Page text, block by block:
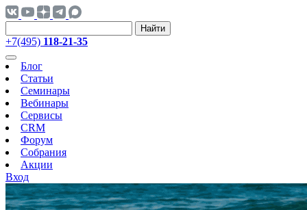
Найти
+7(495) 118-21-35
Блог
Статьи
Семинары
Вебинары
Сервисы
CRM
Форум
Собрания
Акции
Вход